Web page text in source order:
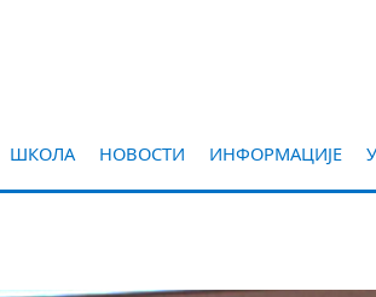
ШКОЛА НОВОСТИ ИНФОРМАЦИЈЕ